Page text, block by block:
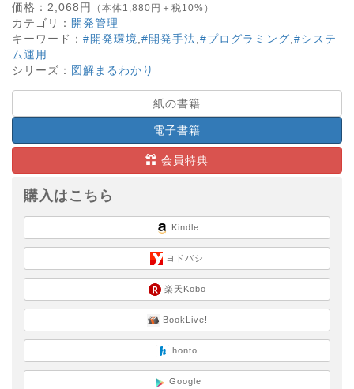
価格： 2,068 円 （本体1,880円＋税10%）
カテゴリ： 開発管理
キーワード： #開発環境 #開発手法 #プログラミング #システ
ム運用
シリーズ： 図解まるわかり
紙の書籍
電子書籍
会員特典
購入はこちら
Kindle
ヨドバシ
楽天Kobo
BookLive!
honto
Google